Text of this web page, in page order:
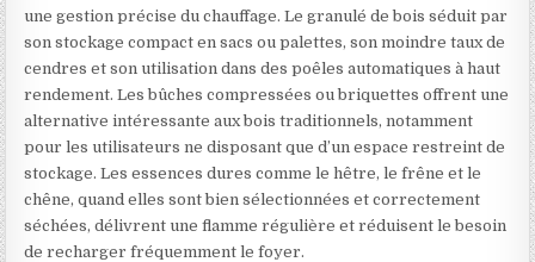
une gestion précise du chauffage. Le granulé de bois séduit par
son stockage compact en sacs ou palettes, son moindre taux de
cendres et son utilisation dans des poêles automatiques à haut
rendement. Les bûches compressées ou briquettes offrent une
alternative intéressante aux bois traditionnels, notamment
pour les utilisateurs ne disposant que d’un espace restreint de
stockage. Les essences dures comme le hêtre, le frêne et le
chêne, quand elles sont bien sélectionnées et correctement
séchées, délivrent une flamme régulière et réduisent le besoin
de recharger fréquemment le foyer.